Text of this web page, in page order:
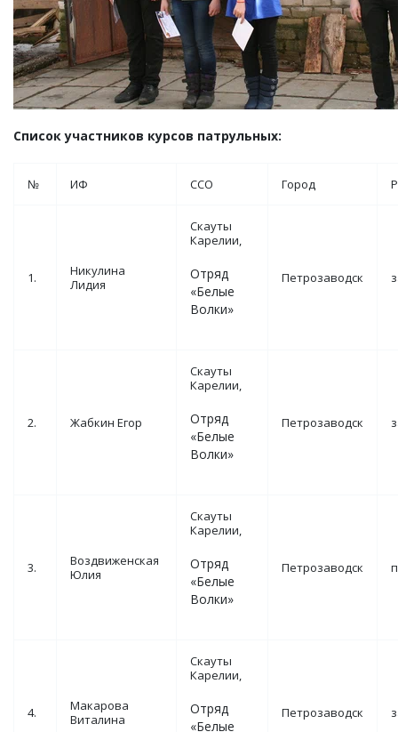
Список участников курсов патрульных:
№ ИФ ССО Город
1.
Никулина
Лидия
Скауты
Карелии,
Отряд
«Белые
Волки»
Петрозаводск
2. Жабкин Егор
Скауты
Карелии,
Отряд
«Белые
Волки»
Петрозаводск
3.
Воздвиженская
Юлия
Скауты
Карелии,
Отряд
«Белые
Волки»
Петрозаводск
4.
Макарова
Виталина
Скауты
Карелии,
Отряд
«Белые
Петрозаводск